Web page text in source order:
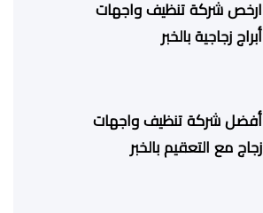
ارخص شركة تنظيف واجهات
أبراج زجاجية بالخبر
أفضل شركة تنظيف واجهات
زجاج مع التعقيم بالخبر